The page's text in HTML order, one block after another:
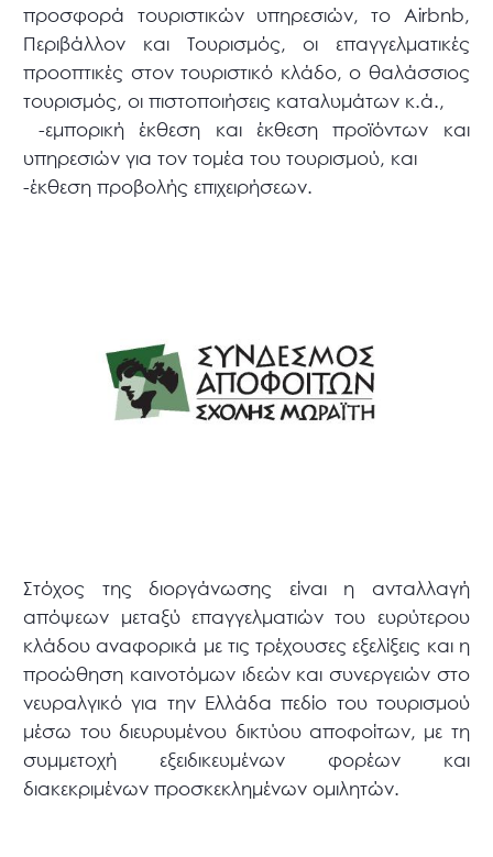
προσφορά τουριστικών υπηρεσιών, το Airbnb,
Περιβάλλον και Τουρισμός, οι επαγγελματικές
προοπτικές στον τουριστικό κλάδο, ο θαλάσσιος
τουρισμός, οι πιστοποιήσεις καταλυμάτων κ.ά.,
-εμπορική έκθεση και έκθεση προϊόντων και
υπηρεσιών για τον τομέα του τουρισμού, και
-έκθεση προβολής επιχειρήσεων.
Στόχος της διοργάνωσης είναι η ανταλλαγή
απόψεων μεταξύ επαγγελματιών του ευρύτερου
κλάδου αναφορικά με τις τρέχουσες εξελίξεις και η
προώθηση καινοτόμων ιδεών και συνεργειών στο
νευραλγικό για την Ελλάδα πεδίο του τουρισμού
μέσω του διευρυμένου δικτύου αποφοίτων, με τη
συμμετοχή εξειδικευμένων φορέων και
διακεκριμένων προσκεκλημένων ομιλητών.